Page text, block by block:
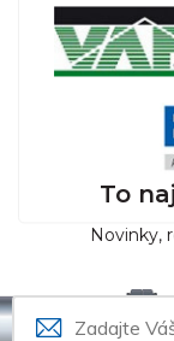
To
Novinky,